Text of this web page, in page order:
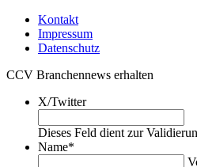
Kontakt
Impressum
Datenschutz
CCV Branchennews erhalten
X/Twitter
Dieses Feld dient zur
Name*